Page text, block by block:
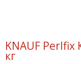
KNAUF Perlfix
кг